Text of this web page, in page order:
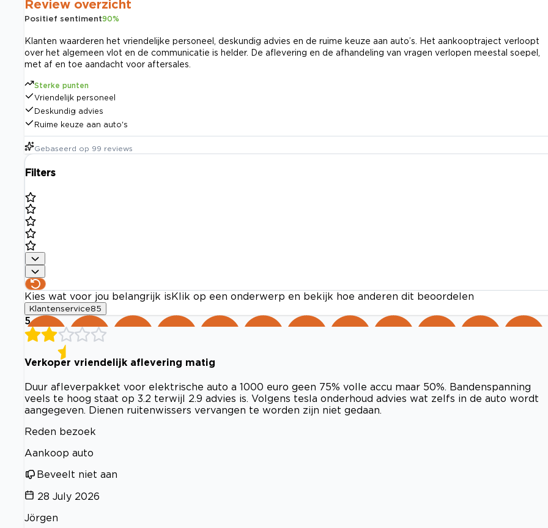
Review overzicht
Positief sentiment90%
Klanten waarderen het vriendelijke personeel, deskundig advies en de ruime keuze aan auto’s. Het aankooptraject verloopt
over het algemeen vlot en de communicatie is helder. De aflevering en de afhandeling van vragen verlopen meestal soepel,
met af en toe aandacht voor aftersales.
Sterke punten
Vriendelijk personeel
Deskundig advies
Ruime keuze aan auto's
Gebaseerd op 99 reviews
Filters
Kies wat voor jou belangrijk is Klik op een onderwerp en bekijk hoe anderen dit beoordelen
Klantenservice85
5
Verkoper vriendelijk aflevering matig
Duur afleverpakket voor elektrische auto a 1000 euro geen 75% volle accu maar 50%. Bandenspanning
veels te hoog staat op 3.2 terwijl 2.9 advies is. Volgens tesla onderhoud advies wat zelfs in de auto wordt
aangegeven. Dienen ruitenwissers vervangen te worden zijn niet gedaan.
Reden bezoek
Aankoop auto
Beveelt niet aan
28 July 2026
Jörgen